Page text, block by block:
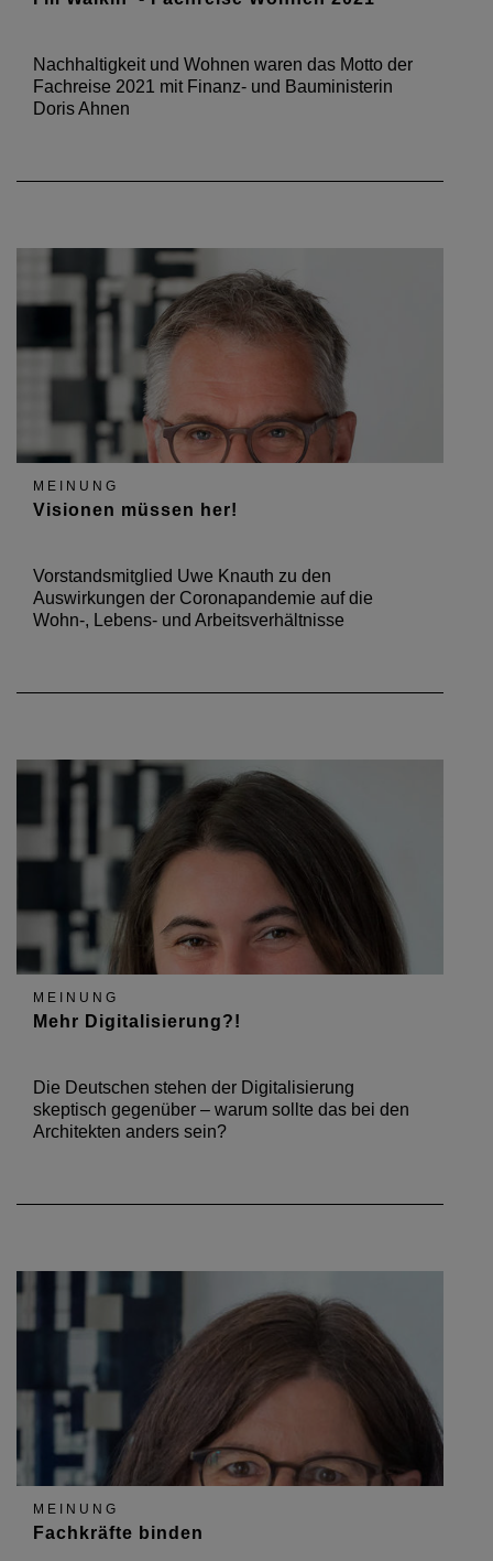
Nachhaltigkeit und Wohnen waren das Motto der
Fachreise 2021 mit Finanz- und Bauministerin
Doris Ahnen
MEINUNG
Visionen müssen her!
Vorstandsmitglied Uwe Knauth zu den
Auswirkungen der Coronapandemie auf die
Wohn-, Lebens- und Arbeitsverhältnisse
MEINUNG
Mehr Digitalisierung?!
Die Deutschen stehen der Digitalisierung
skeptisch gegenüber – warum sollte das bei den
Architekten anders sein?
MEINUNG
Fachkräfte binden